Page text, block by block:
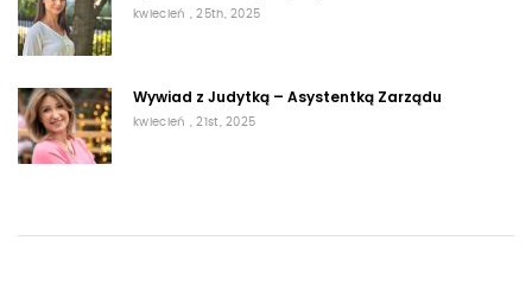
kwiecień , 25th, 2025
Wywiad z Judytką – Asystentką Zarządu
kwiecień , 21st, 2025